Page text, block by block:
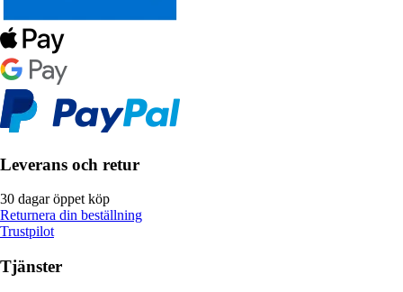
Leverans och retur
30 dagar öppet köp
Returnera din beställning
Trustpilot
Tjänster